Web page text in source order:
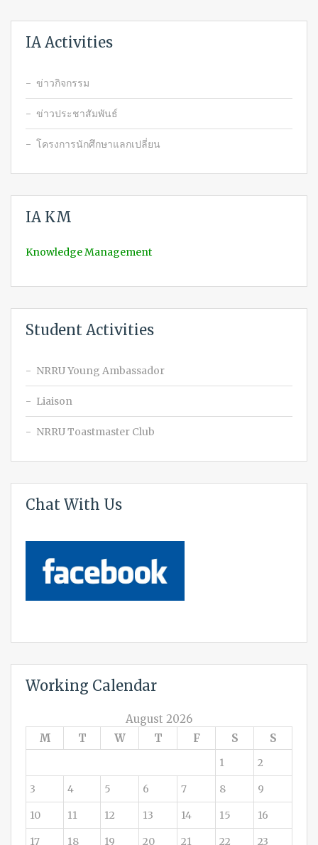
IA Activities
ข่าวกิจกรรม
ข่าวประชาสัมพันธ์
โครงการนักศึกษาแลกเปลี่ยน
IA KM
Knowledge Management
Student Activities
NRRU Young Ambassador
Liaison
NRRU Toastmaster Club
Chat With Us
Working Calendar
August 2026
M
T W T F S S
1 2
3 4 5 6 7 8 9
10 11 12 13 14 15 16
17 18 19 20 21 22 23